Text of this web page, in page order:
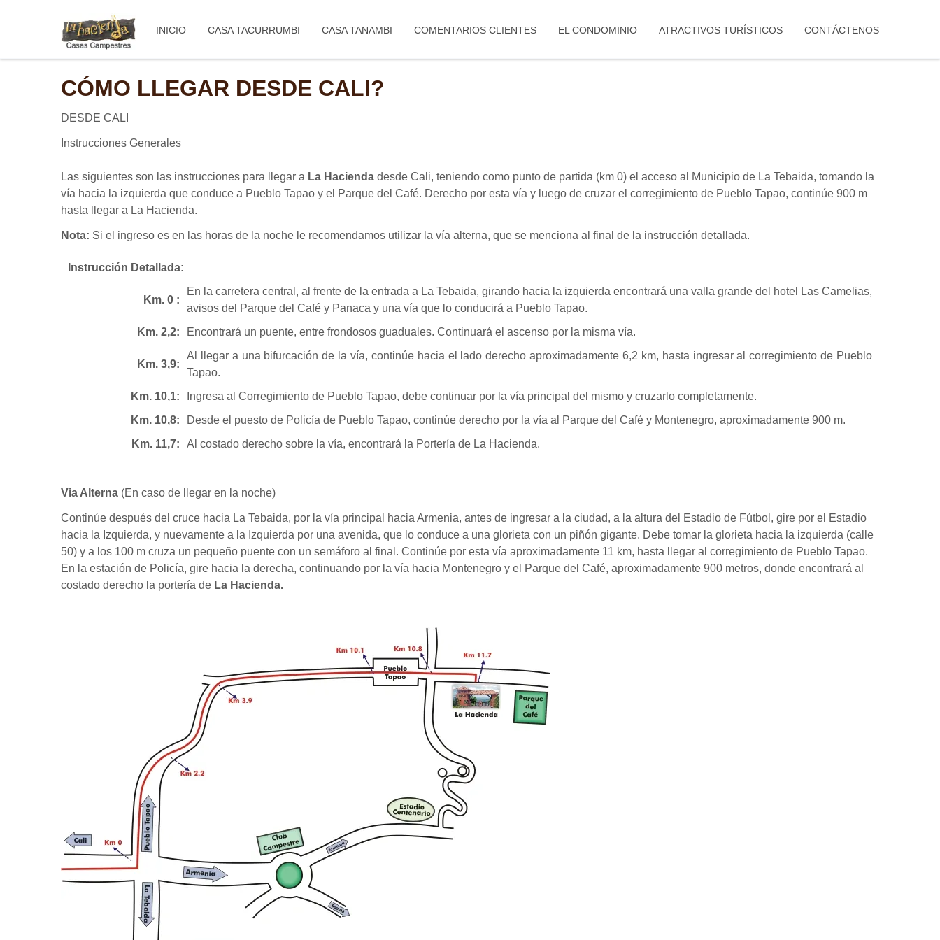
INICIO CASA TACURRUMBI CASA TANAMBI COMENTARIOS CLIENTES EL CONDOMINIO ATRACTIVOS TURÍSTICOS CONTÁCTENOS
CÓMO LLEGAR DESDE CALI?
DESDE CALI
Instrucciones Generales
Las siguientes son las instrucciones para llegar a La Hacienda desde Cali, teniendo como punto de partida (km 0) el acceso al Municipio de La Tebaida, tomando la
vía hacia la izquierda que conduce a Pueblo Tapao y el Parque del Café. Derecho por esta vía y luego de cruzar el corregimiento de Pueblo Tapao, continúe 900 m
hasta llegar a La Hacienda.
Nota: Si el ingreso es en las horas de la noche le recomendamos utilizar la vía alterna, que se menciona al final de la instrucción detallada.
Instrucción Detallada:
Km. 0 :
En la carretera central, al frente de la entrada a La Tebaida, girando hacia la izquierda encontrará una valla grande del hotel Las Camelias,
avisos del Parque del Café y Panaca y una vía que lo conducirá a Pueblo Tapao.
Km. 2,2:
Encontrará un puente, entre frondosos guaduales. Continuará el ascenso por la misma vía.
Km. 3,9:
Al llegar a una bifurcación de la vía, continúe hacia el lado derecho aproximadamente 6,2 km, hasta ingresar al corregimiento de Pueblo
Tapao.
Km. 10,1:
Ingresa al Corregimiento de Pueblo Tapao, debe continuar por la vía principal del mismo y cruzarlo completamente.
Km. 10,8:
Desde el puesto de Policía de Pueblo Tapao, continúe derecho por la vía al Parque del Café y Montenegro, aproximadamente 900 m.
Km. 11,7:
Al costado derecho sobre la vía, encontrará la Portería de La Hacienda.
Via Alterna (En caso de llegar en la noche)
Continúe después del cruce hacia La Tebaida, por la vía principal hacia Armenia, antes de ingresar a la ciudad, a la altura del Estadio de Fútbol, gire por el Estadio
hacia la Izquierda, y nuevamente a la Izquierda por una avenida, que lo conduce a una glorieta con un piñón gigante. Debe tomar la glorieta hacia la izquierda (calle
50) y a los 100 m cruza un pequeño puente con un semáforo al final. Continúe por esta vía aproximadamente 11 km, hasta llegar al corregimiento de Pueblo Tapao.
En la estación de Policía, gire hacia la derecha, continuando por la vía hacia Montenegro y el Parque del Café, aproximadamente 900 metros, donde encontrará al
costado derecho la portería de La Hacienda.